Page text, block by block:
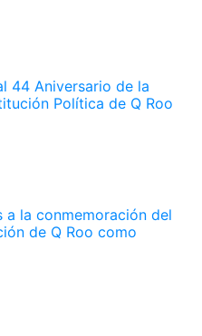
44 Aniversario de la
Política de Q Roo
a la conmemoración del
de Q Roo como